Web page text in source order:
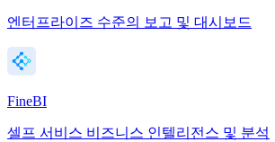
엔터프라이즈 수준의 보고 및 대시보드
FineBI
셀프 서비스 비즈니스 인텔리전스 및 분석